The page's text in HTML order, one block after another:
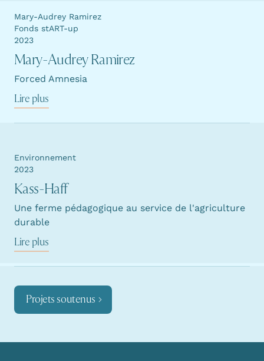
Mary-Audrey Ramirez
Forced Amnesia
Mary-Audrey Ramirez
Fonds stART-up
2023
Lire plus
Kass-Haff
Une ferme pédagogique au service de l'agriculture
durable
Environnement
2023
Lire plus
Projets soutenus